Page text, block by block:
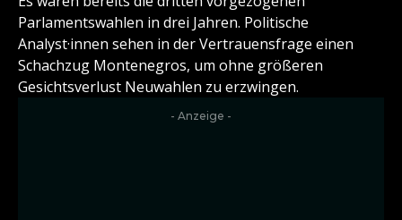
Parlamentswahlen in drei Jahren. Politische
Analyst·innen sehen in der Vertrauensfrage einen
Schachzug Montenegros, um ohne größeren
Gesichtsverlust Neuwahlen zu erzwingen.
- Anzeige -